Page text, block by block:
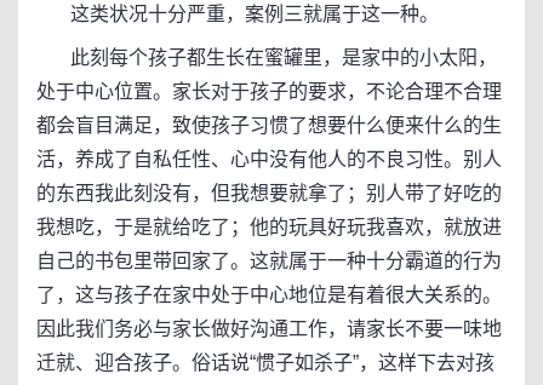
这类状况十分严重，案例三就属于这一种。
此刻每个孩子都生长在蜜罐里，是家中的小太阳，
处于中心位置。家长对于孩子的要求，不论合理不合理
都会盲目满足，致使孩子习惯了想要什么便来什么的生
活，养成了自私任性、心中没有他人的不良习性。别人
的东西我此刻没有，但我想要就拿了；别人带了好吃的
我想吃，于是就给吃了；他的玩具好玩我喜欢，就放进
自己的书包里带回家了。这就属于一种十分霸道的行为
了，这与孩子在家中处于中心地位是有着很大关系的。
因此我们务必与家长做好沟通工作，请家长不要一味地
迁就、迎合孩子。俗话说“惯子如杀子”，这样下去对孩